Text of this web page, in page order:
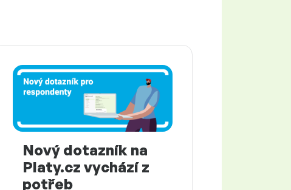
Nový dotazník na
Platy.cz vychází z
potřeb